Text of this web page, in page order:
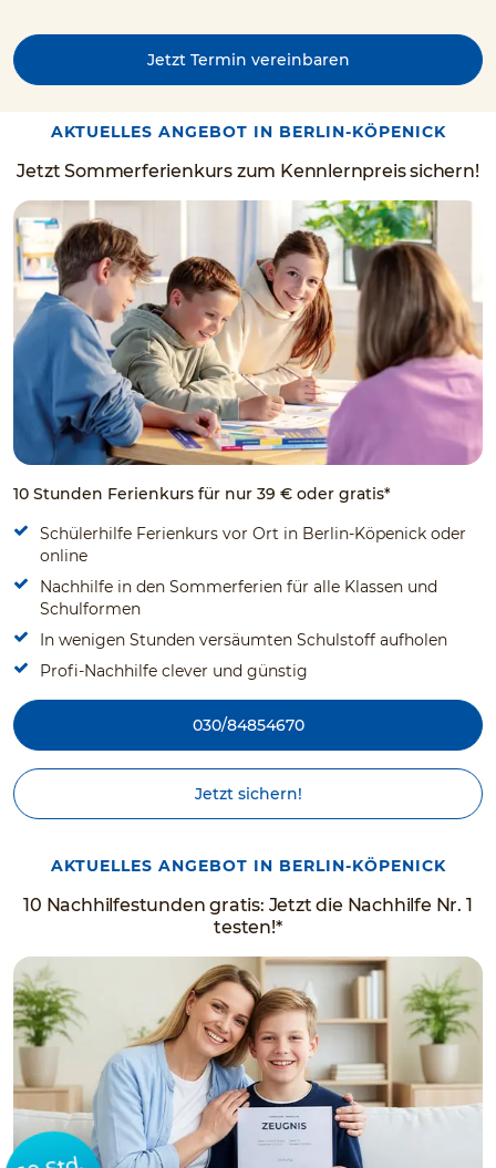
Jetzt Termin vereinbaren
AKTUELLES ANGEBOT IN BERLIN-KÖPENICK
Jetzt Sommerferienkurs zum Kennlernpreis sichern!
10 Stunden Ferienkurs für nur 39 € oder gratis*
Schülerhilfe Ferienkurs vor Ort in Berlin-Köpenick oder
online
Nachhilfe in den Sommerferien für alle Klassen und
Schulformen
In wenigen Stunden versäumten Schulstoff aufholen
Profi-Nachhilfe clever und günstig
030/84854670
Jetzt sichern!
AKTUELLES ANGEBOT IN BERLIN-KÖPENICK
10 Nachhilfestunden gratis: Jetzt die Nachhilfe Nr. 1
testen!*